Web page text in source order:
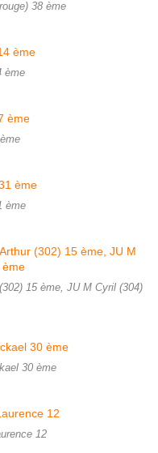
38 ème
ème
ème
15 ème, JU M Cyril (304)
30 ème
12